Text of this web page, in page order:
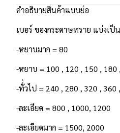
คำอธิบายสินค้าแบบย่อ
เบอร์ ของกระดาษทราย แบ่งเป็
-หยาบมาก = 80
-หยาบ = 100 , 120 , 150 , 180
-ทั่่วไป = 240 , 280 , 320 , 360
-ละเอียด = 800 , 1000, 1200
-ละเอียดมาก = 1500, 2000